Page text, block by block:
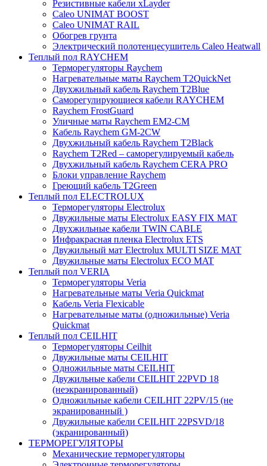
Резистивные кабели xLayder
Caleo UNIMAT BOOST
Caleo UNIMAT RAIL
Обогрев грунта
Электрический полотенцесушитель Caleo Heatwall
Теплый пол RAYCHEM
Терморегуляторы Raychem
Нагревательные маты Raychem T2QuickNet
Двухжильный кабель Raychem T2Blue
Саморегулирующиеся кабели RAYCHEM
Raychem FrostGuard
Уличные маты Raychem EM2-CM
Кабель Raychem GM-2CW
Двухжильный кабель Raychem T2Black
Raychem T2Red – саморегулируемый кабель
Двухжильный кабель Raychem CERA PRO
Блоки управление Raychem
Греющий кабель T2Green
Теплый пол ELECTROLUX
Терморегуляторы Electrolux
Двужильные маты Electrolux EASY FIX MAT
Двухжильные кабели TWIN CABLE
Инфракрасная пленка Electrolux ETS
Двужильный мат Electrolux MULTI SIZE MAT
Двужильные маты Electrolux ECO MAT
Теплый пол VERIA
Терморегуляторы Veria
Нагревательные маты Veria Quickmat
Кабель Veria Flexicable
Нагревательные маты (одножильные) Veria
Quickmat
Теплый пол CEILHIT
Терморегуляторы Ceilhit
Двужильные маты CEILHIT
Одножильные маты CEILHIT
Двужильные кабели CEILHIT 22PVD 18
(неэкранированный)
Одножильные кабели CEILHIT 22PV/15 (не
экранированный )
Двужильные кабели CEILHIT 22PSVD/18
(экранированный)
ТЕРМОРЕГУЛЯТОРЫ
Механические терморегуляторы